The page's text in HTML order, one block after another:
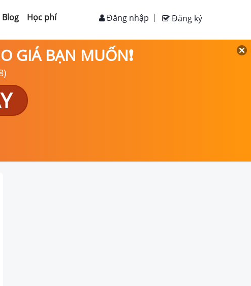
Blog Học phí Đăng ký
Đăng nhập
GIÁ BẠN MUỐN❗